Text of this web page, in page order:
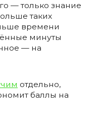
— только знание
таких
времени
минуты
— на
отдельно,
баллы на